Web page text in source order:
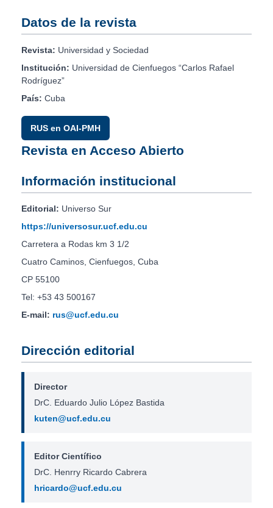
Datos de la revista
Revista: Universidad y Sociedad
Institución: Universidad de Cienfuegos “Carlos Rafael
Rodríguez”
País: Cuba
RUS en OAI-PMH
Revista en Acceso Abierto
Información institucional
Editorial: Universo Sur
https://universosur.ucf.edu.cu
Carretera a Rodas km 3 1/2
Cuatro Caminos, Cienfuegos, Cuba
CP 55100
Tel: +53 43 500167
E-mail: rus@ucf.edu.cu
Dirección editorial
Director
DrC. Eduardo Julio López Bastida
kuten@ucf.edu.cu
Editor Científico
DrC. Henrry Ricardo Cabrera
hricardo@ucf.edu.cu